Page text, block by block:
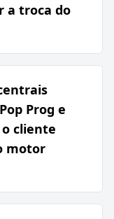
a troca do
Prog e
cliente
motor